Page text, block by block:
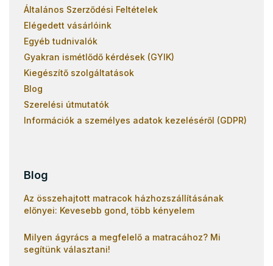
Általános Szerződési Feltételek
Elégedett vásárlóink
Egyéb tudnivalók
Gyakran ismétlődő kérdések (GYIK)
Kiegészítő szolgáltatások
Blog
Szerelési útmutatók
Információk a személyes adatok kezeléséről (GDPR)
Blog
Az összehajtott matracok házhozszállításának
előnyei: Kevesebb gond, több kényelem
Milyen ágyrács a megfelelő a matracához? Mi
segítünk választani!